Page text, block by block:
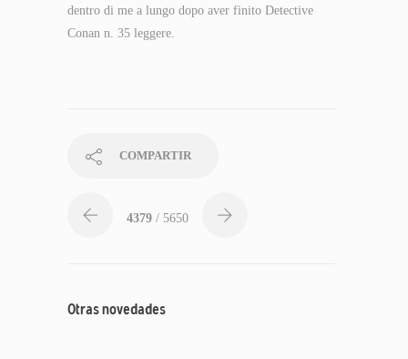
dentro di me a lungo dopo aver finito Detective
Conan n. 35 leggere.
COMPARTIR
4379 / 5650
Otras novedades